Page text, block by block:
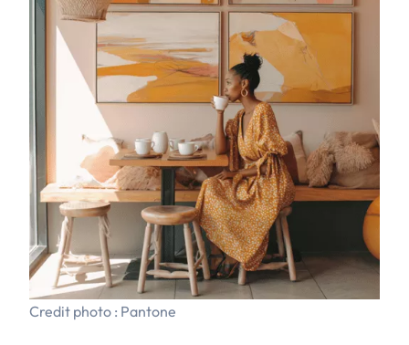
Credit photo : Pantone